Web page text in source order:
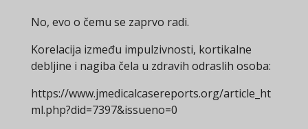
No, evo o čemu se zaprvo radi.
Korelacija između impulzivnosti, kortikalne
debljine i nagiba čela u zdravih odraslih osoba:
https://www.jmedicalcasereports.org/article_ht
ml.php?did=7397&issueno=0